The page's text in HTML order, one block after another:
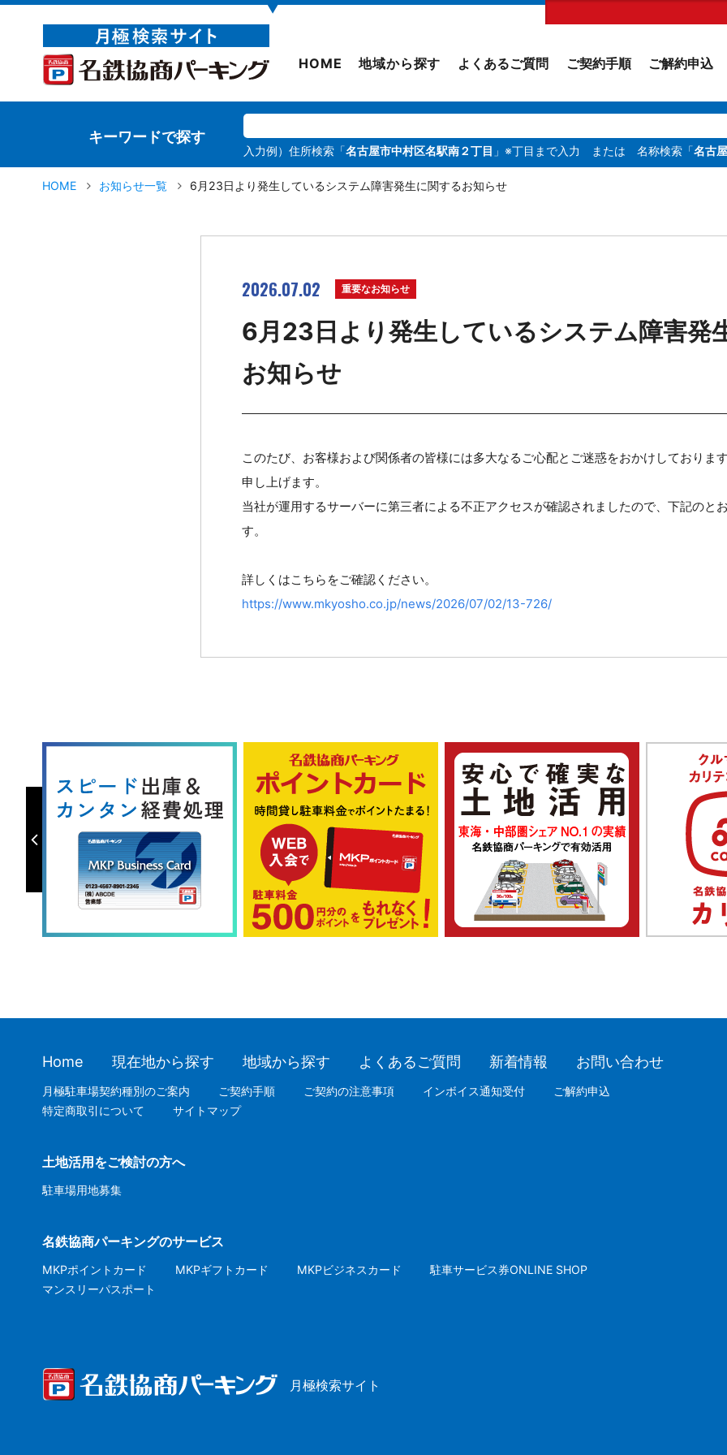
▼
HOME 地域から探す よくあるご質問 ご契約手順 ご解約申込
キーワードで探す
入力例）住所検索「名古屋市中村区名駅南２丁目 」※丁目まで入力 または 名称検索「名古
HOME お知らせ一覧 6月23日より発生しているシステム障害発生に関するお知らせ
2026.07.02 重要なお知らせ
6月23日より発生しているシステム障害発
お知らせ
このたび、お客様および関係者の皆様には多大なるご心配とご迷惑をおかけしておりま
申し上げます。
当社が運用するサーバーに第三者による不正アクセスが確認されましたので、下記のと
す。
詳しくはこちらをご確認ください。
https://www.mkyosho.co.jp/news/2026/07/02/13-726/
Home 現在地から探す 地域から探す よくあるご質問 新着情報 お問い合わせ
月極駐車場契約種別のご案内 ご契約手順 ご契約の注意事項 インボイス通知受付
ご解約申込
特定商取引について
サイトマップ
土地活用をご検討の方へ
駐車場用地募集
名鉄協商パーキングのサービス
MKPポイントカード MKPギフトカード MKPビジネスカード
駐車サービス券ONLINE SHOP
マンスリーパスポート
月極検索サイト